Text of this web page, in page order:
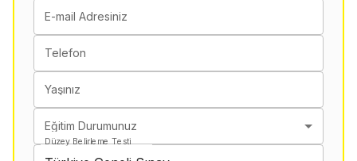
E-mail Adresiniz
Telefon
Yaşınız
Eğitim Durumunuz
Düzey Belirleme Testi